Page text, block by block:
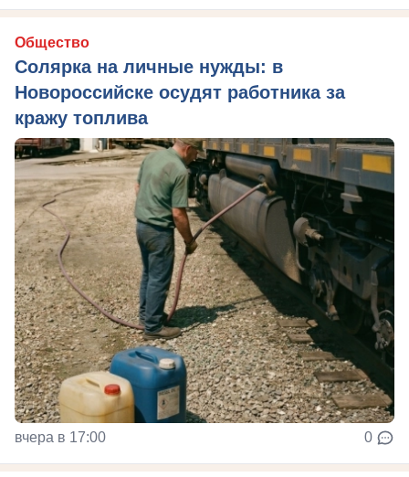
Общество
Солярка на личные нужды: в
Новороссийске осудят работника за
кражу топлива
вчера в 17:00 0